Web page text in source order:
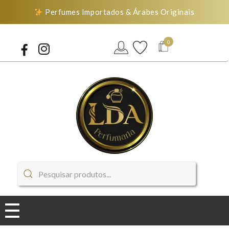
Perfumes Importados & Árabes Originais
0